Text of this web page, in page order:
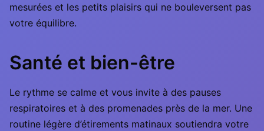
mesurées et les petits plaisirs qui ne bouleversent pas
votre équilibre.
Santé et bien-être
Le rythme se calme et vous invite à des pauses
respiratoires et à des promenades près de la mer. Une
routine légère d’étirements matinaux soutiendra votre